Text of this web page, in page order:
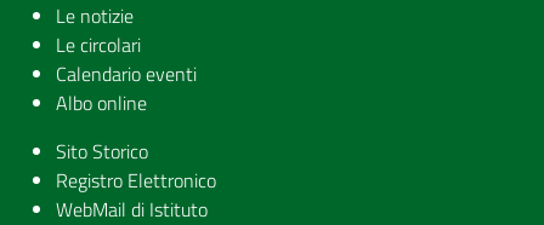
Le notizie
Le circolari
Calendario eventi
Albo online
Sito Storico
Registro Elettronico
WebMail di Istituto